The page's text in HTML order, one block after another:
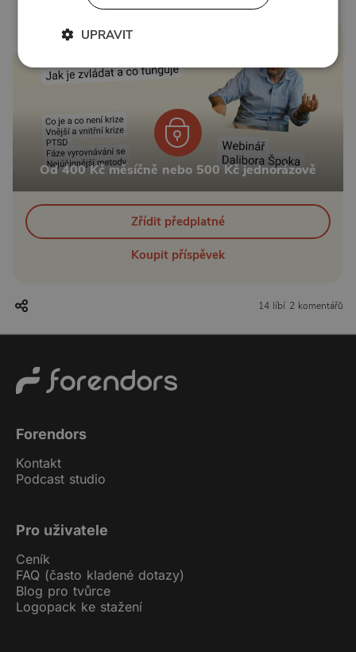
2:49:12
Od 400 Kč měsíčně nebo 500 Kč jednorázově
Zřídit předplatné
Koupit příspěvek
14 líbí 2 komentářů
Forendors
Kontakt
Podcast studio
Pro uživatele
Ceník
FAQ (často kladené dotazy)
Blog pro tvůrce
Logopack ke stažení
UPRAVIT